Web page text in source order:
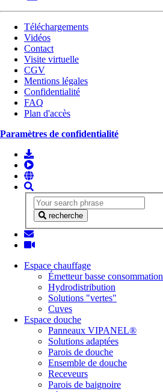
Téléchargements
Vidéos
Contact
Visite virtuelle
CGV
Mentions légales
Confidentialité
FAQ
Plan d'accès
Paramètres de confidentialité
recherche
Espace chauffage
Émetteur basse consommation
Hydrodistribution
Solutions "vertes"
Cuves
Espace douche
Panneaux VIPANEL®
Solutions adaptées
Parois de douche
Ensemble de douche
Receveurs
Parois de baignoire